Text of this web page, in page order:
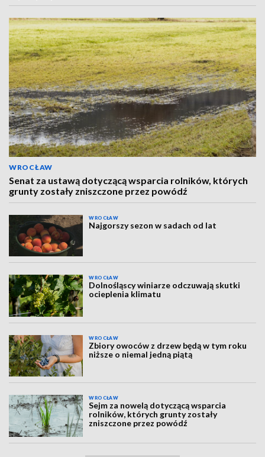
WROCŁAW
Senat za ustawą dotyczącą wsparcia rolników, których
grunty zostały zniszczone przez powódź
WROCŁAW
Najgorszy sezon w sadach od lat
WROCŁAW
Dolnośląscy winiarze odczuwają skutki
ocieplenia klimatu
WROCŁAW
Zbiory owoców z drzew będą w tym roku
niższe o niemal jedną piątą
WROCŁAW
Sejm za nowelą dotyczącą wsparcia
rolników, których grunty zostały
zniszczone przez powódź